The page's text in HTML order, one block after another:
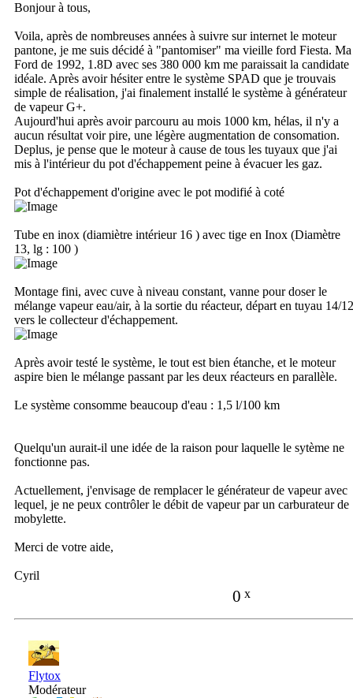
Bonjour à tous,
Voila, après de nombreuses années à suivre sur internet le moteur
pantone, je me suis décidé à "pantomiser" ma vieille ford Fiesta. Ma
Ford de 1992, 1.8D avec ses 380 000 km me paraissait la candidate
idéale. Après avoir hésiter entre le système SPAD que je trouvais
simple de réalisation, j'ai finalement installé le système à générateur
de vapeur G+.
Aujourd'hui après avoir parcouru au mois 1000 km, hélas, il n'y a
aucun résultat voir pire, une légère augmentation de consomation.
Deplus, je pense que le moteur à cause de tous les tuyaux que j'ai
mis à l'intérieur du pot d'échappement peine à évacuer les gaz.
Pot d'échappement d'origine avec le pot modifié à coté
Tube en inox (diamiètre intérieur 16 ) avec tige en Inox (Diamètre
13, lg : 100 )
Montage fini, avec cuve à niveau constant, vanne pour doser le
mélange vapeur eau/air, à la sortie du réacteur, départ en tuyau 14/12
vers le collecteur d'échappement.
Après avoir testé le système, le tout est bien étanche, et le moteur
aspire bien le mélange passant par les deux réacteurs en parallèle.
Le système consomme beaucoup d'eau : 1,5 l/100 km
Quelqu'un aurait-il une idée de la raison pour laquelle le sytème ne
fonctionne pas.
Actuellement, j'envisage de remplacer le générateur de vapeur avec
lequel, je ne peux contrôler le débit de vapeur par un carburateur de
mobylette.
Merci de votre aide,
Cyril
0 x
Flytox
Modérateur